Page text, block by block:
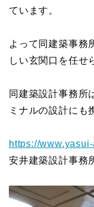
ています。
よって同建築事務
しい玄関口を任せ
同建築設計事務所
ミナルの設計にも
https://
安井建築設計事務